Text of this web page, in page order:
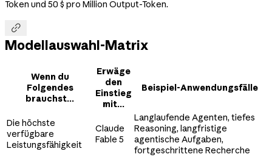
Token und 50 $ pro Million Output-Token.

Modellauswahl-Matrix
Wenn du
Folgendes
brauchst...
Erwäge
den
Einstieg
mit...
Beispiel-Anwendungsfälle
Die höchste
verfügbare
Leistungsfähigkeit
Claude
Fable 5
Langlaufende Agenten, tiefes
Reasoning, langfristige
agentische Aufgaben,
fortgeschrittene Recherche